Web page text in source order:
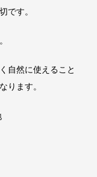
です。
自然に使えること
ります。